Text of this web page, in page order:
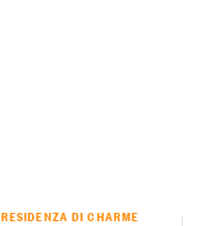
RESIDENZA DI CHARME